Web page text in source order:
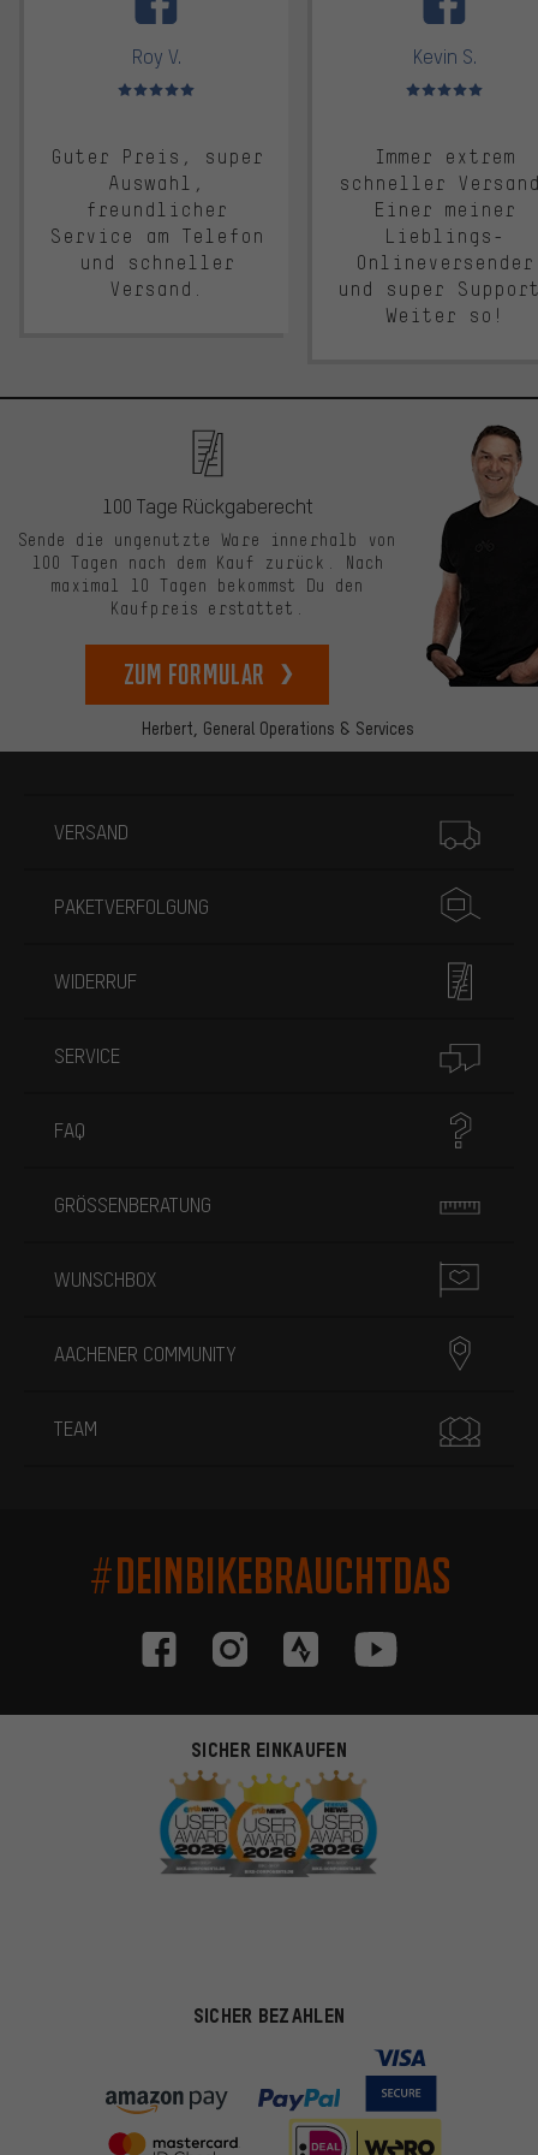
Roy V.
Bewertungen: 5 von 5
Guter Preis, super
Auswahl,
freundlicher
Service am Telefon
und schneller
Versand.
Kevin S.
Bewertungen: 5 von 5
Immer extrem
schneller
Einer meiner
Lieblings-
Onlineversender
und super
Weiter so!
Herbert, General Operations & Services
100 Tage Rückgaberecht
Sende die ungenutzte Ware innerhalb von
100 Tagen nach dem Kauf zurück. Nach
maximal 10 Tagen bekommst Du den
Kaufpreis erstattet.
zum Formular
VERSAND
PAKETVERFOLGUNG
WIDERRUF
SERVICE
FAQ
GRÖSSENBERATUNG
WUNSCHBOX
AACHENER COMMUNITY
TEAM
#DEINBIKEBRAUCHTDAS
SICHER EINKAUFEN
SICHER BEZAHLEN